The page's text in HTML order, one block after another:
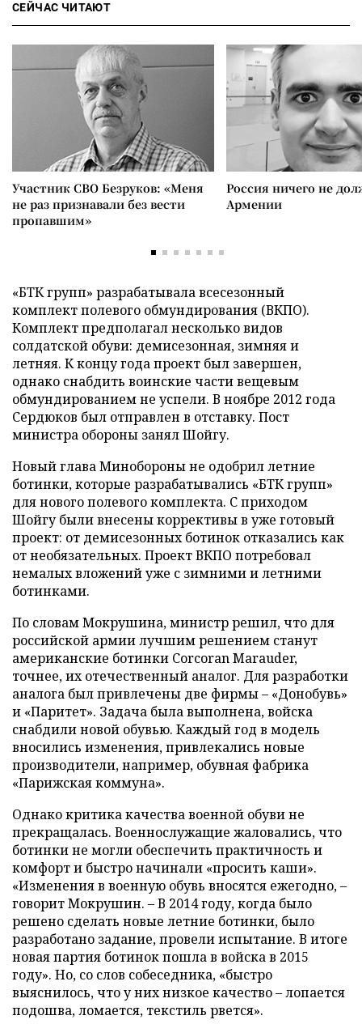
СЕЙЧАС ЧИТАЮТ
Участник СВО Безруков: «Меня
не раз признавали без вести
пропавшим»
Россия ничего не
Армении
«БТК групп» разрабатывала всесезонный
комплект полевого обмундирования (ВКПО).
Комплект предполагал несколько видов
солдатской обуви: демисезонная, зимняя и
летняя. К концу года проект был завершен,
однако снабдить воинские части вещевым
обмундированием не успели. В ноябре 2012 года
Сердюков был отправлен в отставку. Пост
министра обороны занял Шойгу.
Новый глава Минобороны не одобрил летние
ботинки, которые разрабатывались «БТК групп»
для нового полевого комплекта. С приходом
Шойгу были внесены коррективы в уже готовый
проект: от демисезонных ботинок отказались как
от необязательных. Проект ВКПО потребовал
немалых вложений уже с зимними и летними
ботинками.
По словам Мокрушина, министр решил, что для
российской армии лучшим решением станут
американские ботинки Corcoran Marauder,
точнее, их отечественный аналог. Для разработки
аналога был привлечены две фирмы – «Донобувь»
и «Паритет». Задача была выполнена, войска
снабдили новой обувью. Каждый год в модель
вносились изменения, привлекались новые
производители, например, обувная фабрика
«Парижская коммуна».
Однако критика качества военной обуви не
прекращалась. Военнослужащие жаловались, что
ботинки не могли обеспечить практичность и
комфорт и быстро начинали «просить каши».
«Изменения в военную обувь вносятся ежегодно, –
говорит Мокрушин. – В 2014 году, когда было
решено сделать новые летние ботинки, было
разработано задание, провели испытание. В итоге
новая партия ботинок пошла в войска в 2015
году». Но, со слов собеседника, «быстро
выяснилось, что у них низкое качество – лопается
подошва, ломается, текстиль рвется».